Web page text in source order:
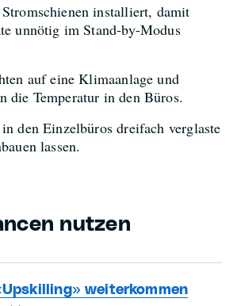
installiert, damit
unnötig im Stand-by-Modus
auf eine Klimaanlage und
die Temperatur in den Büros.
den Einzelbüros dreifach verglaste
lassen.
nutzen
weiterkommen